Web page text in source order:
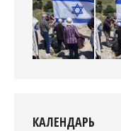
КАЛЕНДАРЬ